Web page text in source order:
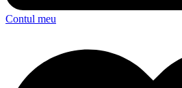
Contul meu